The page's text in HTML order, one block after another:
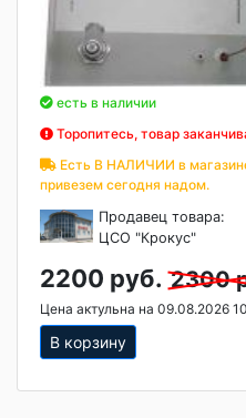
есть в наличии
Торопитесь, товар
Есть В НАЛИЧИИ в
привезем сегодня надом.
Продавец товара:
ЦСО "Крокус"
2200 руб. 2300
Цена актульна на 09.08.2026
В корзину